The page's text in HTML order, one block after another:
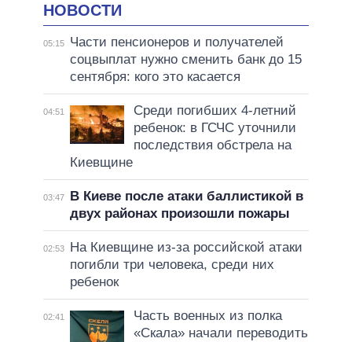
НОВОСТИ
05:15
Части пенсионеров и получателей
соцвыплат нужно сменить банк до 15
сентября: кого это касается
04:51
Среди погибших 4-летний
ребенок: в ГСЧС уточнили
последствия обстрела на
Киевщине
03:47
В Киеве после атаки баллистикой в
двух районах произошли пожары
02:53
На Киевщине из-за российской атаки
погибли три человека, среди них
ребенок
02:41
Часть военных из полка
«Скала» начали переводить